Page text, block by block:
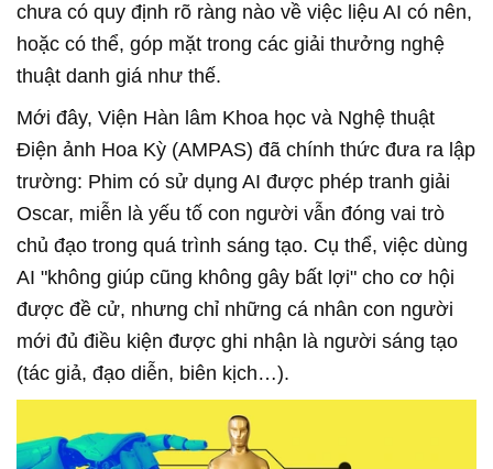
chưa có quy định rõ ràng nào về việc liệu AI có nên,
hoặc có thể, góp mặt trong các giải thưởng nghệ
thuật danh giá như thế.
Mới đây, Viện Hàn lâm Khoa học và Nghệ thuật
Điện ảnh Hoa Kỳ (AMPAS) đã chính thức đưa ra lập
trường: Phim có sử dụng AI được phép tranh giải
Oscar, miễn là yếu tố con người vẫn đóng vai trò
chủ đạo trong quá trình sáng tạo. Cụ thể, việc dùng
AI "không giúp cũng không gây bất lợi" cho cơ hội
được đề cử, nhưng chỉ những cá nhân con người
mới đủ điều kiện được ghi nhận là người sáng tạo
(tác giả, đạo diễn, biên kịch…).